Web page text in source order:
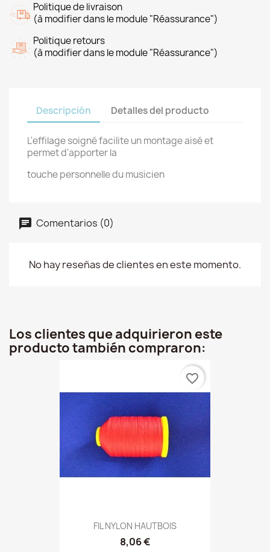
Politique de livraison
(à modifier dans le module "Réassurance")
Politique retours
(à modifier dans le module "Réassurance")
Descripción Detalles del producto
L'effilage soigné facilite un montage aisé et
permet d'apporter la
touche personnelle du musicien
Comentarios (0)
No hay reseñas de clientes en este momento.
Los clientes que adquirieron este
producto también compraron:
FIL NYLON HAUTBOIS
8,06 €
favorite_border